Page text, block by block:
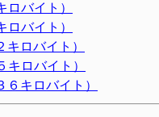
バイト）
バイト）
ロバイト）
ロバイト）
キロバイト）